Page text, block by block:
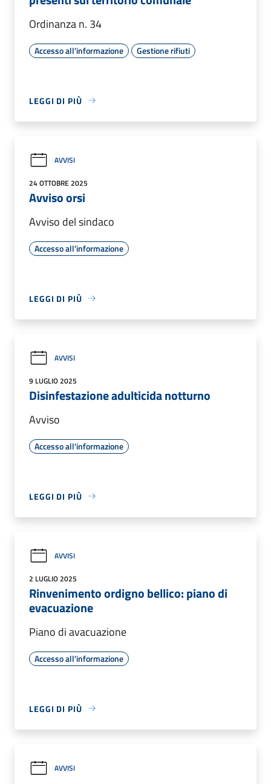
Ordinanza n. 34
Accesso all'informazione Gestione rifiuti
LEGGI DI PIÙ
AVVISI
24 OTTOBRE 2025
Avviso orsi
Avviso del sindaco
Accesso all'informazione
LEGGI DI PIÙ
AVVISI
9 LUGLIO 2025
Disinfestazione adulticida notturno
Avviso
Accesso all'informazione
LEGGI DI PIÙ
AVVISI
2 LUGLIO 2025
Rinvenimento ordigno bellico: piano di
evacuazione
Piano di avacuazione
Accesso all'informazione
LEGGI DI PIÙ
AVVISI